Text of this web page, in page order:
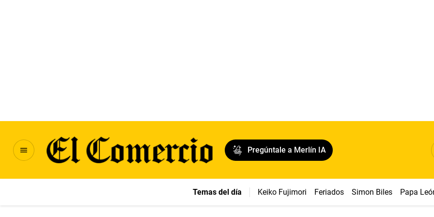
Pregúntale a Merlín IA
Temas del día Keiko Fujimori Feriados Simon Biles Papa